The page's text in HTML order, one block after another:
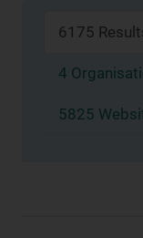
6175
4
5825